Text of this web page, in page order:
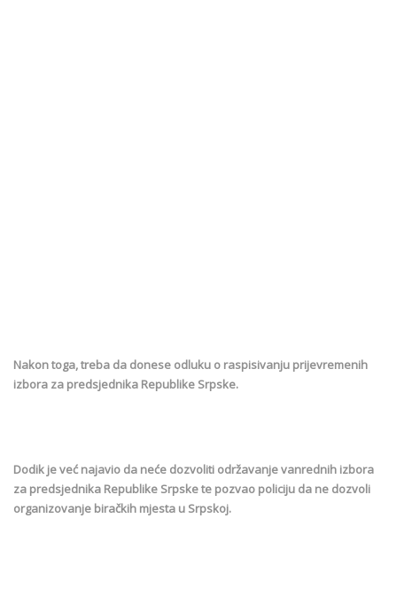
Nakon toga, treba da donese odluku o raspisivanju prijevremenih
izbora za predsjednika Republike Srpske.
Dodik je već najavio da neće dozvoliti održavanje vanrednih izbora
za predsjednika Republike Srpske te pozvao policiju da ne dozvoli
organizovanje biračkih mjesta u Srpskoj.